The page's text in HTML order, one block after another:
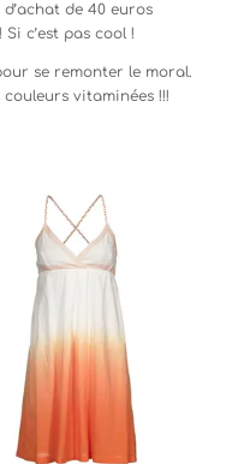
de 40 euros
c’est pas cool !
se remonter le moral.
vitaminées !!!